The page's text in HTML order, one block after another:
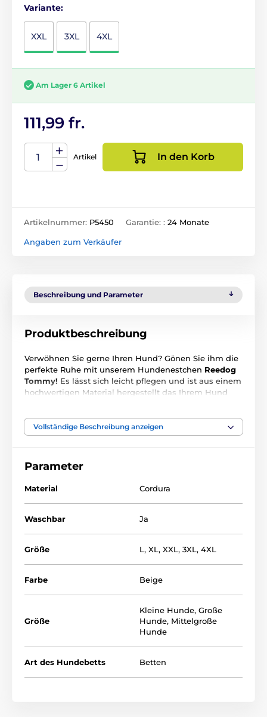
Variante:
XXL 3XL 4XL
Am Lager 6 Artikel
111,99 fr.
Artikel In den Korb
Artikelnummer: P5450 Garantie: : 24 Monate
Angaben zum Verkäufer
Beschreibung und Parameter
Produktbeschreibung
Verwöhnen Sie gerne Ihren Hund? Gönen Sie ihm die
perfekte Ruhe mit unserem Hundenestchen Reedog
Tommy! Es lässt sich leicht pflegen und ist aus einem
hochwertigen Material hergestellt das Ihrem Hund
weich für einen gemütlichen Schlaf. Sie lässt sich
herausnehmen. Sie können Sie auch als Liegematte
aus einem hochwertigen Materila Conrdura
hergestellt.Die Seiten sind aus Eko- Leder. Der Bezug
ist abnehmbar und wird Ihnen das Reinigen
erleichtern.
Vollständige Beschreibung anzeigen
Parameter
Material Cordura
Waschbar Ja
Größe L, XL, XXL, 3XL, 4XL
Farbe Beige
Größe
Kleine Hunde, Große
Hunde, Mittelgroße
Hunde
Art des Hundebetts Betten